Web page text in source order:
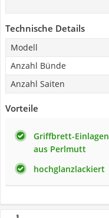
Technische Details
Modell
Anzahl Bünde
Anzahl Saiten
Vorteile
Griffbrett-Einlagen
aus Perlmutt
hochglanzlackiert